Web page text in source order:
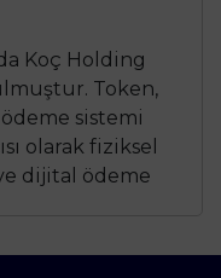
Koç Holding
Token,
sistemi
olarak fiziksel
dijital ödeme
perakende